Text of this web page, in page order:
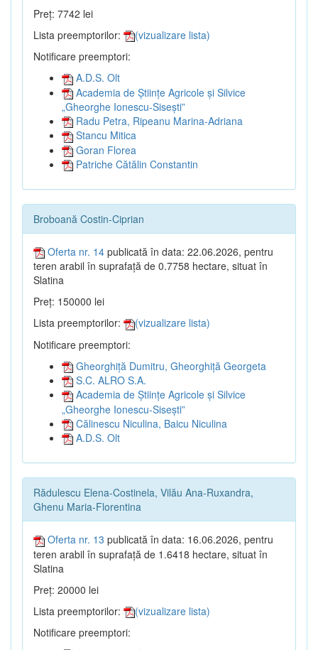
Preț: 7742 lei
Lista preemptorilor:
(vizualizare lista)
Notificare preemptori:
A.D.S. Olt
Academia de Științe Agricole și Silvice
„Gheorghe Ionescu-Sisești”
Radu Petra, Ripeanu Marina-Adriana
Stancu Mitica
Goran Florea
Patriche Cătălin Constantin
Broboană Costin-Ciprian
Oferta nr. 14 publicată în data: 22.06.2026, pentru
teren arabil în suprafață de 0.7758 hectare, situat în
Slatina
Preț: 150000 lei
Lista preemptorilor:
(vizualizare lista)
Notificare preemptori:
Gheorghiță Dumitru, Gheorghiță Georgeta
S.C. ALRO S.A.
Academia de Științe Agricole și Silvice
„Gheorghe Ionescu-Sisești”
Călinescu Niculina, Baicu Niculina
A.D.S. Olt
Rădulescu Elena-Costinela, Vilău Ana-Ruxandra,
Ghenu Maria-Florentina
Oferta nr. 13 publicată în data: 16.06.2026, pentru
teren arabil în suprafață de 1.6418 hectare, situat în
Slatina
Preț: 20000 lei
Lista preemptorilor:
(vizualizare lista)
Notificare preemptori: